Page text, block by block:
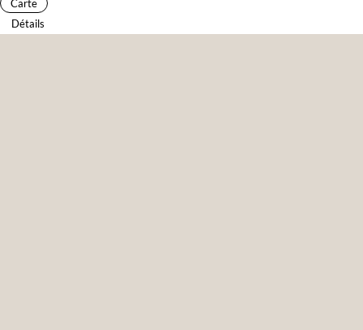
Carte
Détails